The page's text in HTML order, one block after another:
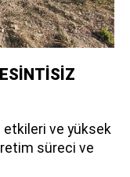
etkileri ve yüksek
süreci ve